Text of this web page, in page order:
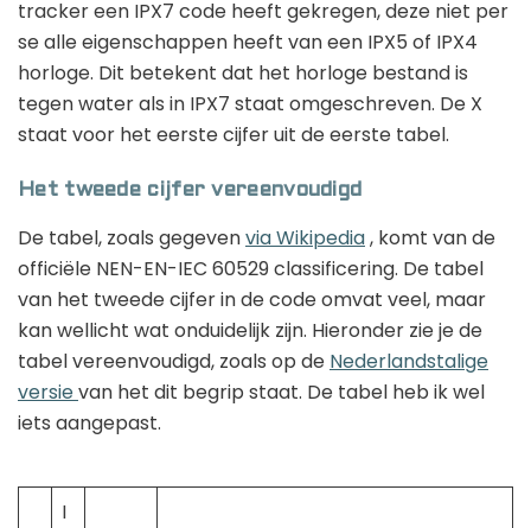
tracker een IPX7 code heeft gekregen, deze niet per
se alle eigenschappen heeft van een IPX5 of IPX4
horloge. Dit betekent dat het horloge bestand is
tegen water als in IPX7 staat omgeschreven. De X
staat voor het eerste cijfer uit de eerste tabel.
Het tweede cijfer vereenvoudigd
De tabel, zoals gegevenvia Wikipedia, komt van de
officiële NEN-EN-IEC 60529 classificering. De tabel
van het tweede cijfer in de code omvat veel, maar
kan wellicht wat onduidelijk zijn. Hieronder zie je de
tabel vereenvoudigd, zoals op de Nederlandstalige
versievan het dit begrip staat. De tabel heb ik wel
iets aangepast.
I